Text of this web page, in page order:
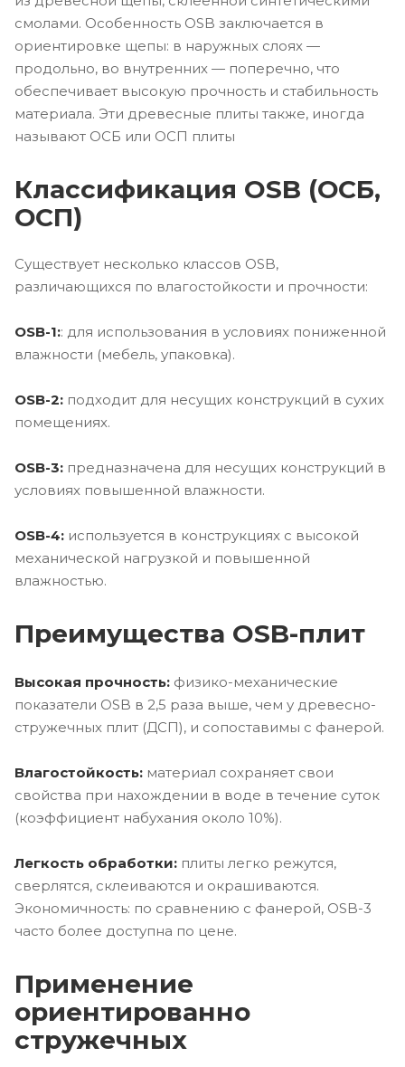
смолами. Особенность OSB заключается в
ориентировке щепы: в наружных слоях —
продольно, во внутренних — поперечно, что
обеспечивает высокую прочность и стабильность
материала. Эти древесные плиты также, иногда
называют ОСБ или ОСП плиты
Классификация OSB (ОСБ,
ОСП)
Существует несколько классов OSB,
различающихся по влагостойкости и прочности:
OSB-1:: для использования в условиях пониженной
влажности (мебель, упаковка).
OSB-2: подходит для несущих конструкций в сухих
помещениях.
OSB-3: предназначена для несущих конструкций в
условиях повышенной влажности.
OSB-4: используется в конструкциях с высокой
механической нагрузкой и повышенной
влажностью.
Преимущества OSB-плит
Высокая прочность: физико-механические
показатели OSB в 2,5 раза выше, чем у древесно-
стружечных плит (ДСП), и сопоставимы с фанерой.
Влагостойкость: материал сохраняет свои
свойства при нахождении в воде в течение суток
(коэффициент набухания около 10%).
Легкость обработки: плиты легко режутся,
сверлятся, склеиваются и окрашиваются.
Экономичность: по сравнению с фанерой, OSB-3
часто более доступна по цене.
Применение
ориентированно
стружечных